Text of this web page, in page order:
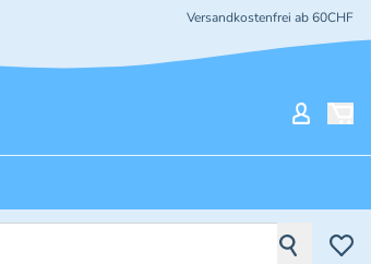
Versandkostenfrei ab 60CHF